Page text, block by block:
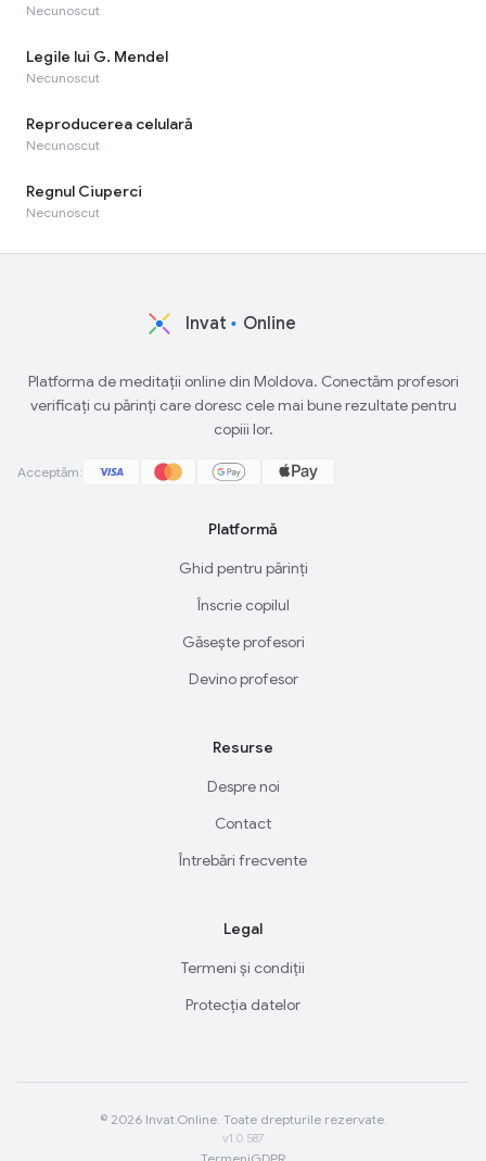
Necunoscut
Legile lui G. Mendel
Necunoscut
Reproducerea celulară
Necunoscut
Regnul Ciuperci
Necunoscut
Invat Online
Platforma de meditații online din Moldova. Conectăm profesori
verificați cu părinți care doresc cele mai bune rezultate pentru
copiii lor.
Acceptăm:
Platformă
Ghid pentru părinți
Înscrie copilul
Găsește profesori
Devino profesor
Resurse
Despre noi
Contact
Întrebări frecvente
Legal
Termeni și condiții
Protecția datelor
© 2026 Invat.Online. Toate drepturile rezervate.
v1.0.587
TermeniGDPR